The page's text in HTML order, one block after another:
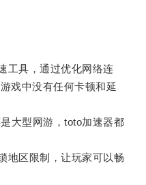
具，通过优化网络连
戏中没有任何卡顿和延
型网游，toto加速器都
区限制，让玩家可以畅